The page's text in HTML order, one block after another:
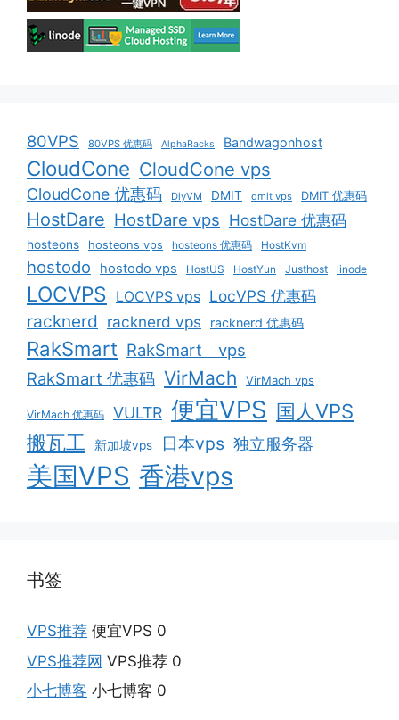
80VPS 80VPS 优惠码 AlphaRacks Bandwagonhost
CloudCone CloudCone vps
CloudCone 优惠码 DiyVM DMIT dmit vps DMIT 优惠码
HostDare HostDare vps HostDare 优惠码
hosteons hosteons vps hosteons 优惠码 HostKvm
hostodo hostodo vps HostUS HostYun Justhost linode
LOCVPS LOCVPS vps LocVPS 优惠码
racknerd racknerd vps racknerd 优惠码
RakSmart RakSmart vps
RakSmart 优惠码 VirMach VirMach vps
VirMach 优惠码 VULTR 便宜VPS 国人VPS
搬瓦工
新加坡vps 日本vps 独立服务器
美国VPS 香港vps
书签
VPS推荐 便宜VPS 0
VPS推荐网 VPS推荐 0
小七博客 小七博客 0